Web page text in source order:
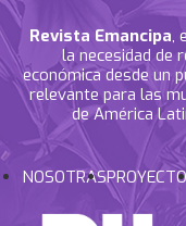
Revista Emancipa,
la necesidad de
económica desde un
relevante para las
de América
NOSOTRAS